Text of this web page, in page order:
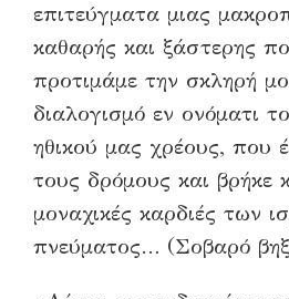
επιτεύγματα μιας
καθαρής και ξάστερης
προτιμάμε την σκληρή
διαλογισμό εν ονόματι
ηθικού μας χρέους, που
τους δρόμους και βρήκε
μοναχικές καρδιές των
πνεύματος… (Σοβαρό